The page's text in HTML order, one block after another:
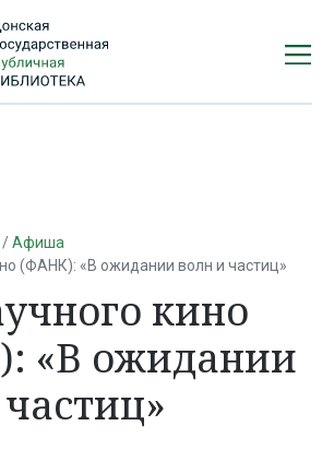
Афиша
(ФАНК): «В ожидании волн и частиц»
кино
«В ожидании